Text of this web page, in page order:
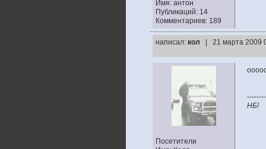
Имя: антон
Публикаций: 14
Комментариев: 189
написал: кол | 21 марта
Посетители
НБ!